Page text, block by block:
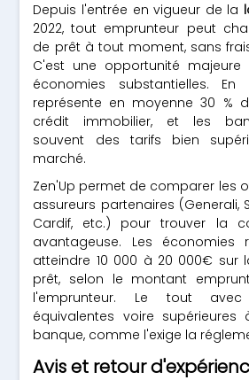
Depuis l'entrée en vigueur de la
2022, tout emprunteur peut
de prêt à tout moment, sans
C'est une opportunité majeure
économies substantielles. En
représente en moyenne 30 %
crédit immobilier, et les
souvent des tarifs bien
marché.
Zen'Up permet de comparer les
assureurs partenaires (Generali,
Cardif, etc.) pour trouver la
avantageuse. Les économies
atteindre 10 000 à 20 000€ sur
prêt, selon le montant
l'emprunteur. Le tout
équivalentes voire
banque, comme l'exige la
Avis et retour